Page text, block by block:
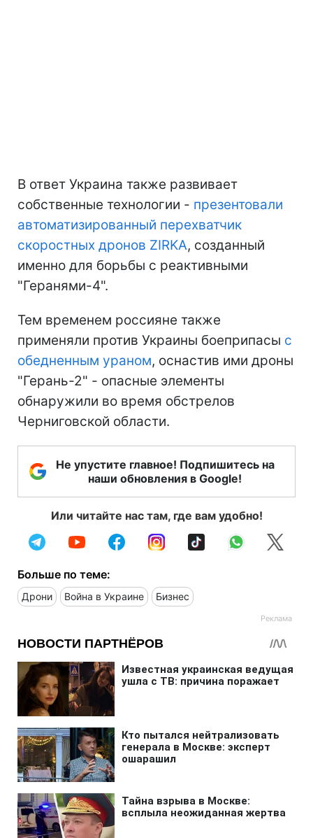
В ответ Украина также развивает
собственные технологии - презентовали
автоматизированный перехватчик
скоростных дронов ZIRKA, созданный
именно для борьбы с реактивными
"Геранями-4".
Тем временем россияне также
применяли против Украины боеприпасы с
обедненным ураном, оснастив ими дроны
"Герань-2" - опасные элементы
обнаружили во время обстрелов
Черниговской области.
Не упустите главное! Подпишитесь на
наши обновления в Google!
Или читайте нас там, где вам удобно!
Больше по теме:
Дрони Война в Украине Бизнес